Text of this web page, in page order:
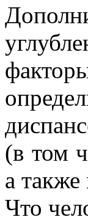
(в том
а
Что